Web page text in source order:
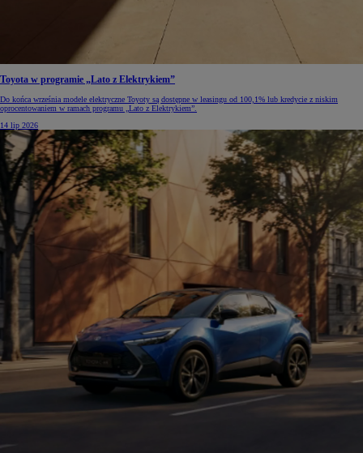
Toyota w programie „Lato z Elektrykiem”
Do końca września modele elektryczne Toyoty są dostępne w leasingu od 100,1% lub kredycie z niskim
oprocentowaniem w ramach programu „Lato z Elektrykiem”.
14 lip 2026